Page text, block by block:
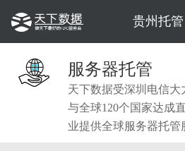
贵州托管
服务器托管
天下数据受深圳电信
与全球120个国家达成
业提供全球服务器托管